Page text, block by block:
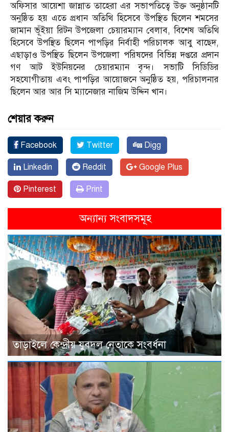
অফিসার আয়েশা জান্নাত তাহেরা এর সভাপতিত্বে উক্ত অনুষ্ঠানটি
অনুষ্ঠিত হয় এতে প্রধান অতিথি হিসেবে উপস্থিত ছিলেন শমসের
জামান ভূঁইয়া রিটন উপজেলা চেয়ারম্যান বেলাব, বিশেষ অতিথি
হিসেবে উপস্থিত ছিলেন পাপড়ির নির্বাহী পরিচালক আবু বাছেদ,
এছাড়াও উপস্থিত ছিলেন উপজেলা পরিষদের বিভিন্ন দপ্তরে প্রদান
গণ আট ইউনিয়নের চেয়ারম্যান বৃন্দ। সভাটি সিডিডির
সহযোগীতায় এবং পাপড়ির আয়োজনে অনুষ্ঠিত হয়, পরিচালনার
ছিলেন আর আর সি ম্যানেজার নাজিম উদ্দিন খান।
শেয়ার করুন
Facebook Twitter Digg
Linkedin Reddit Google Plus
Pinterest Print
অন্যান্য সংবাদসমূহ
তাড়াইলে কেন্দ্রীয় যুবদল নেতাকে সংবর্ধনা